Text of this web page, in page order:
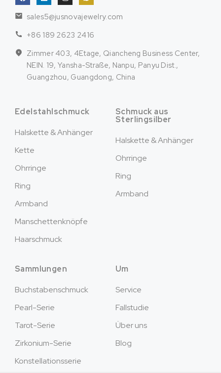
sales5@jusnovajewelry.com
+86 189 2623 2416
Zimmer 403, 4Etage, Qiancheng Business Center,
NEIN. 19, Yansha-Straße, Nanpu, Panyu Dist.,
Guangzhou, Guangdong, China
Edelstahlschmuck
Halskette & Anhänger
Kette
Ohrringe
Ring
Armband
Manschettenknöpfe
Haarschmuck
Schmuck aus
Sterlingsilber
Halskette & Anhänger
Ohrringe
Ring
Armband
Sammlungen
Buchstabenschmuck
Pearl-Serie
Tarot-Serie
Zirkonium-Serie
Konstellationsserie
Um
Service
Fallstudie
Über uns
Blog